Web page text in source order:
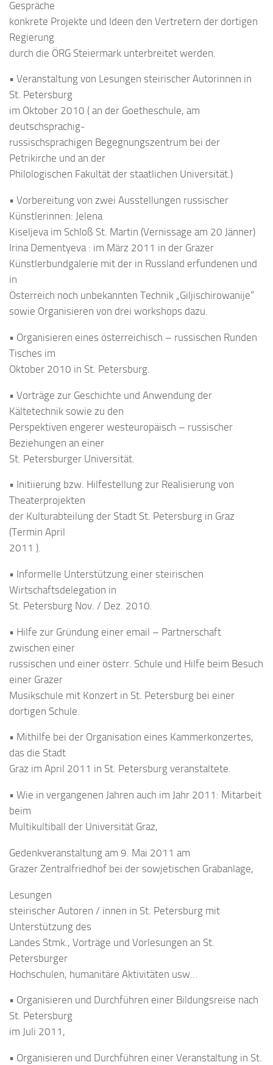
Gespräche
konkrete Projekte und Ideen den Vertretern der dortigen
Regierung
durch die ÖRG Steiermark unterbreitet werden.
• Veranstaltung von Lesungen steirischer Autorinnen in
St. Petersburg
im Oktober 2010 ( an der Goetheschule, am
deutschsprachig-
russischsprachigen Begegnungszentrum bei der
Petrikirche und an der
Philologischen Fakultät der staatlichen Universität.)
• Vorbereitung von zwei Ausstellungen russischer
Künstlerinnen: Jelena
Kiseljeva im Schloß St. Martin (Vernissage am 20 Jänner)
Irina Dementyeva : im März 2011 in der Grazer
Künstlerbundgalerie mit der in Russland erfundenen und
in
Österreich noch unbekannten Technik „Giljischirowanije“
sowie Organisieren von drei workshops dazu.
• Organisieren eines österreichisch – russischen Runden
Tisches im
Oktober 2010 in St. Petersburg.
• Vorträge zur Geschichte und Anwendung der
Kältetechnik sowie zu den
Perspektiven engerer westeuropäisch – russischer
Beziehungen an einer
St. Petersburger Universität.
• Initiierung bzw. Hilfestellung zur Realisierung von
Theaterprojekten
der Kulturabteilung der Stadt St. Petersburg in Graz
(Termin April
2011 ).
• Informelle Unterstützung einer steirischen
Wirtschaftsdelegation in
St. Petersburg Nov. / Dez. 2010.
• Hilfe zur Gründung einer email – Partnerschaft
zwischen einer
russischen und einer österr. Schule und Hilfe beim Besuch
einer Grazer
Musikschule mit Konzert in St. Petersburg bei einer
dortigen Schule.
• Mithilfe bei der Organisation eines Kammerkonzertes,
das die Stadt
Graz im April 2011 in St. Petersburg veranstaltete.
• Wie in vergangenen Jahren auch im Jahr 2011: Mitarbeit
beim
Multikultiball der Universität Graz,
Gedenkveranstaltung am 9. Mai 2011 am
Grazer Zentralfriedhof bei der sowjetischen Grabanlage,
Lesungen
steirischer Autoren / innen in St. Petersburg mit
Unterstützung des
Landes Stmk., Vorträge und Vorlesungen an St.
Petersburger
Hochschulen, humanitäre Aktivitäten usw…
• Organisieren und Durchführen einer Bildungsreise nach
St. Petersburg
im Juli 2011,
• Organisieren und Durchführen einer Veranstaltung in St.